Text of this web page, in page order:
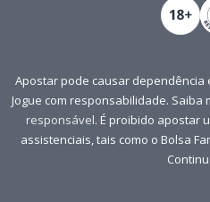
Apostar pode causar dependência
Jogue com responsabilidade.
responsável. É proibido apostar
assistenciais, tais como o Bolsa